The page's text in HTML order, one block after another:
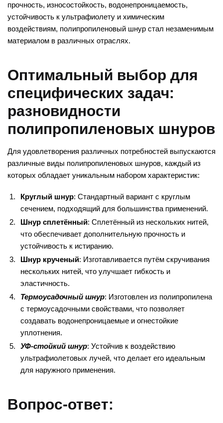
прочность, износостойкость, водонепроницаемость,
устойчивость к ультрафиолету и химическим
воздействиям, полипропиленовый шнур стал незаменимым
материалом в различных отраслях.
Оптимальный выбор для
специфических задач:
разновидности
полипропиленовых шнуров
Для удовлетворения различных потребностей выпускаются
различные виды полипропиленовых шнуров, каждый из
которых обладает уникальным набором характеристик:
Круглый шнур: Стандартный вариант с круглым
сечением, подходящий для большинства применений.
Шнур сплетённый: Сплетённый из нескольких нитей,
что обеспечивает дополнительную прочность и
устойчивость к истиранию.
Шнур крученый: Изготавливается путём скручивания
нескольких нитей, что улучшает гибкость и
эластичность.
Термоусадочный шнур: Изготовлен из полипропилена
с термоусадочными свойствами, что позволяет
создавать водонепроницаемые и огнестойкие
уплотнения.
УФ-стойкий шнур: Устойчив к воздействию
ультрафиолетовых лучей, что делает его идеальным
для наружного применения.
Вопрос-ответ: